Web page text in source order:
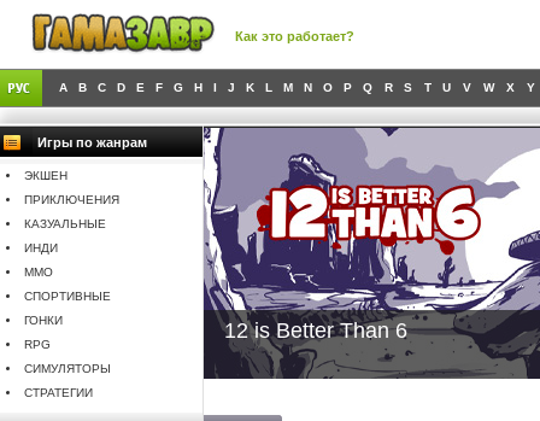
Как это работает?
A B C D E F G H I J K L M N O P Q R S T U V W X Y
Игры по жанрам
ЭКШЕН
ПРИКЛЮЧЕНИЯ
КАЗУАЛЬНЫЕ
ИНДИ
MMO
СПОРТИВНЫЕ
ГОНКИ
RPG
СИМУЛЯТОРЫ
СТРАТЕГИИ
12 is Better Than 6